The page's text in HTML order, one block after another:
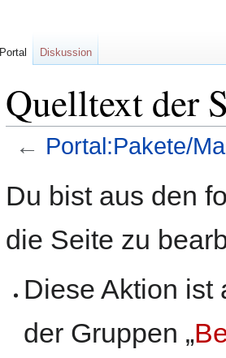
Quelltext der
← Portal:Pakete/
Navigation
Suche
Du bist aus den
die Seite zu
Diese Aktion ist
der Gruppen „
Portal Diskussion